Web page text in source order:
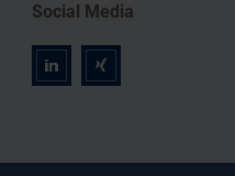
Social Media
r z